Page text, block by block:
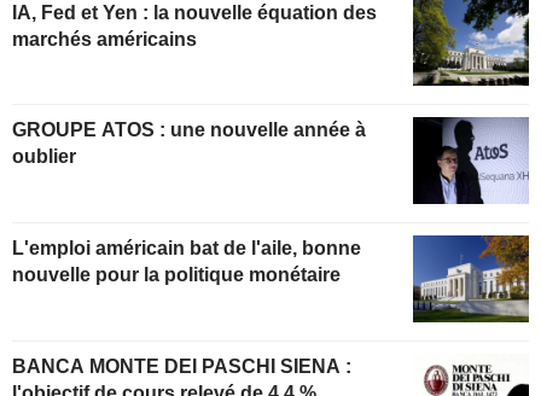
IA, Fed et Yen : la nouvelle équation des
marchés américains
GROUPE ATOS : une nouvelle année à
oublier
L'emploi américain bat de l'aile, bonne
nouvelle pour la politique monétaire
BANCA MONTE DEI PASCHI SIENA :